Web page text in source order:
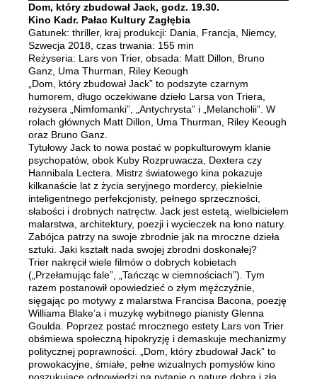
Dom, który zbudował Jack, godz. 19.30.
Kino Kadr. Pałac Kultury Zagłębia
Gatunek: thriller, kraj produkcji: Dania, Francja, Niemcy,
Szwecja 2018, czas trwania: 155 min
Reżyseria: Lars von Trier, obsada: Matt Dillon, Bruno
Ganz, Uma Thurman, Riley Keough
„Dom, który zbudował Jack” to podszyte czarnym
humorem, długo oczekiwane dzieło Larsa von Triera,
reżysera „Nimfomanki”, „Antychrysta” i „Melancholii”. W
rolach głównych Matt Dillon, Uma Thurman, Riley Keough
oraz Bruno Ganz.
Tytułowy Jack to nowa postać w popkulturowym klanie
psychopatów, obok Kuby Rozpruwacza, Dextera czy
Hannibala Lectera. Mistrz światowego kina pokazuje
kilkanaście lat z życia seryjnego mordercy, piekielnie
inteligentnego perfekcjonisty, pełnego sprzeczności,
słabości i drobnych natręctw. Jack jest estetą, wielbicielem
malarstwa, architektury, poezji i wycieczek na łono natury.
Zabójca patrzy na swoje zbrodnie jak na mroczne dzieła
sztuki. Jaki kształt nada swojej zbrodni doskonałej?
Trier nakręcił wiele filmów o dobrych kobietach
(„Przełamując fale”, „Tańcząc w ciemnościach”). Tym
razem postanowił opowiedzieć o złym mężczyźnie,
sięgając po motywy z malarstwa Francisa Bacona, poezję
Williama Blake’a i muzykę wybitnego pianisty Glenna
Goulda. Poprzez postać mrocznego estety Lars von Trier
obśmiewa społeczną hipokryzję i demaskuje mechanizmy
politycznej poprawności. „Dom, który zbudował Jack” to
prowokacyjne, śmiałe, pełne wizualnych pomysłów kino
poszukujące odpowiedzi na pytanie o naturę dobra i zła.